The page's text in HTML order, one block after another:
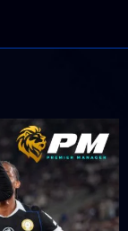
เกมติด